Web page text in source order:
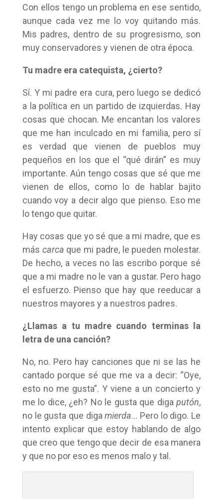
Con ellos tengo un problema en ese sentido,
aunque cada vez me lo voy quitando más.
Mis padres, dentro de su progresismo, son
muy conservadores y vienen de otra época.
Tu madre era catequista, ¿cierto?
Sí. Y mi padre era cura, pero luego se dedicó
a la política en un partido de izquierdas. Hay
cosas que chocan. Me encantan los valores
que me han inculcado en mi familia, pero sí
es verdad que vienen de pueblos muy
pequeños en los que el “qué dirán” es muy
importante. Aún tengo cosas que sé que me
vienen de ellos, como lo de hablar bajito
cuando voy a decir algo que pienso. Eso me
lo tengo que quitar.
Hay cosas que yo sé que a mi madre, que es
más carca que mi padre, le pueden molestar.
De hecho, a veces no las escribo porque sé
que a mi madre no le van a gustar. Pero hago
el esfuerzo. Pienso que hay que reeducar a
nuestros mayores y a nuestros padres.
¿Llamas a tu madre cuando terminas la
letra de una canción?
No, no. Pero hay canciones que ni se las he
cantado porque sé que me va a decir: “Oye,
esto no me gusta”. Y viene a un concierto y
me lo dice, ¿eh? No le gusta que digaputón,
no le gusta que digamierda… Pero lo digo. Le
intento explicar que estoy hablando de algo
que creo que tengo que decir de esa manera
y que no por eso es menos malo y tal.